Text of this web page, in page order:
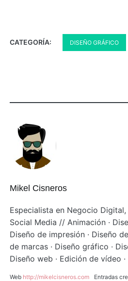
CATEGORÍA: DISEÑO GRÁFICO
Mikel Cisneros
Especialista en Negocio
Social Media // Animación ·
Diseño de impresión · Diseño
de marcas · Diseño gráfico ·
Diseño web · Edición de vídeo
Web http://mikelcisneros.com Entradas